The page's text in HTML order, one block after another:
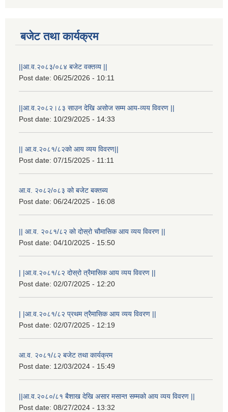
बजेट तथा कार्यक्रम
||आ.व.२०८३/०८४ बजेट वक्तव्य ||
Post date: 06/25/2026 - 10:11
||आ.व.२०८२।८३ साउन देखि असोज सम्म आय-व्यय विवरण ||
Post date: 10/29/2025 - 14:33
|| आ.व.२०८१/८२को आय व्यय विवरण||
Post date: 07/15/2025 - 11:11
आ.व. २०८२/०८३ को बजेट बक्तब्य
Post date: 06/24/2025 - 16:08
|| आ.व. २०८१/८२ को दोस्रो चौमासिक आय व्यय विवरण ||
Post date: 04/10/2025 - 15:50
| |आ.व.२०८१/८२ दोस्रो त्रैमासिक आय व्यय विवरण ||
Post date: 02/07/2025 - 12:20
| |आ.व.२०८१/८२ प्रथम त्रैमासिक आय व्यय विवरण ||
Post date: 02/07/2025 - 12:19
आ.व. २०८१/८२ बजेट तथा कार्यक्रम
Post date: 12/03/2024 - 15:49
||आ.व.२०८०/८१ बैशाख देखि असार मसान्त सम्मको आय व्यय विवरण ||
Post date: 08/27/2024 - 13:32